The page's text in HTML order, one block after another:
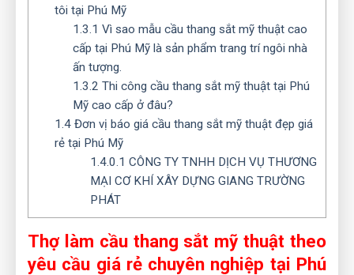
tôi tại Phú Mỹ
1.3.1 Vì sao mẫu cầu thang sắt mỹ thuật cao
cấp tại Phú Mỹ là sản phẩm trang trí ngôi nhà
ấn tượng.
1.3.2 Thi công cầu thang sắt mỹ thuật tại Phú
Mỹ cao cấp ở đâu?
1.4Đơn vị báo giá cầu thang sắt mỹ thuật đẹp giá
rẻ tại Phú Mỹ
1.4.0.1 CÔNG TY TNHH DỊCH VỤ THƯƠNG
MẠI CƠ KHÍ XÂY DỰNG GIANG TRƯỜNG
PHÁT
Thợ làm cầu thang sắt mỹ thuật theo
yêu cầu giá rẻ chuyên nghiệp tại Phú